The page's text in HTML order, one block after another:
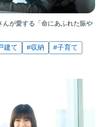
が愛する「命にあふれた賑や
建て #収納
#子育て